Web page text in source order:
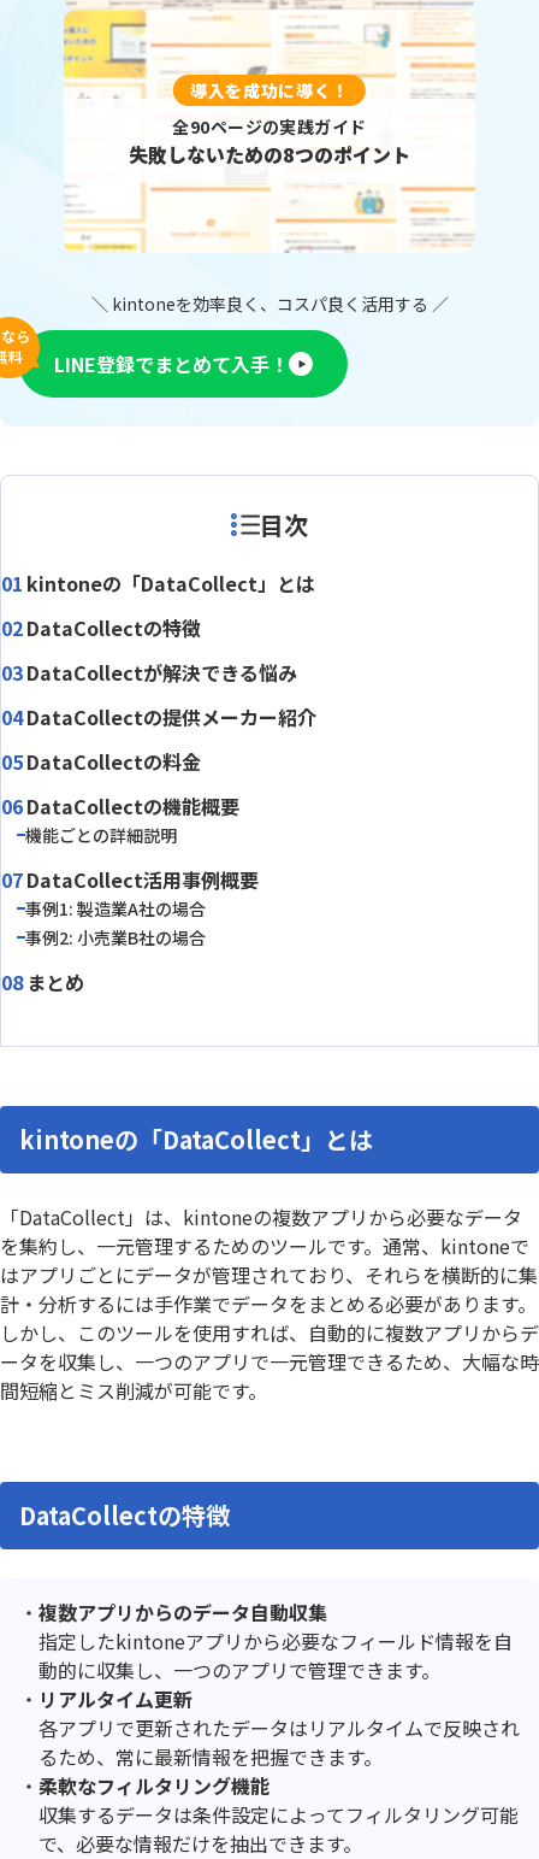
導入を成功に導く！
全90ページの実践ガイド
失敗しないための8つのポイント
＼ kintoneを効率良く、コスパ良く活用する ／
ら
料
LINE登録でまとめて入手！
目次
kintoneの「DataCollect」とは
DataCollectの特徴
DataCollectが解決できる悩み
DataCollectの提供メーカー紹介
DataCollectの料金
DataCollectの機能概要
機能ごとの詳細説明
DataCollect活用事例概要
事例1: 製造業A社の場合
事例2: 小売業B社の場合
まとめ
kintoneの「DataCollect」とは
「DataCollect」は、kintoneの複数アプリから必要なデータ
を集約し、一元管理するためのツールです。通常、kintoneで
はアプリごとにデータが管理されており、それらを横断的に集
計・分析するには手作業でデータをまとめる必要があります。
しかし、このツールを使用すれば、自動的に複数アプリからデ
ータを収集し、一つのアプリで一元管理できるため、大幅な時
間短縮とミス削減が可能です。
DataCollectの特徴
複数アプリからのデータ自動収集
指定したkintoneアプリから必要なフィールド情報を自
動的に収集し、一つのアプリで管理できます。
リアルタイム更新
各アプリで更新されたデータはリアルタイムで反映され
るため、常に最新情報を把握できます。
柔軟なフィルタリング機能
収集するデータは条件設定によってフィルタリング可能
で、必要な情報だけを抽出できます。